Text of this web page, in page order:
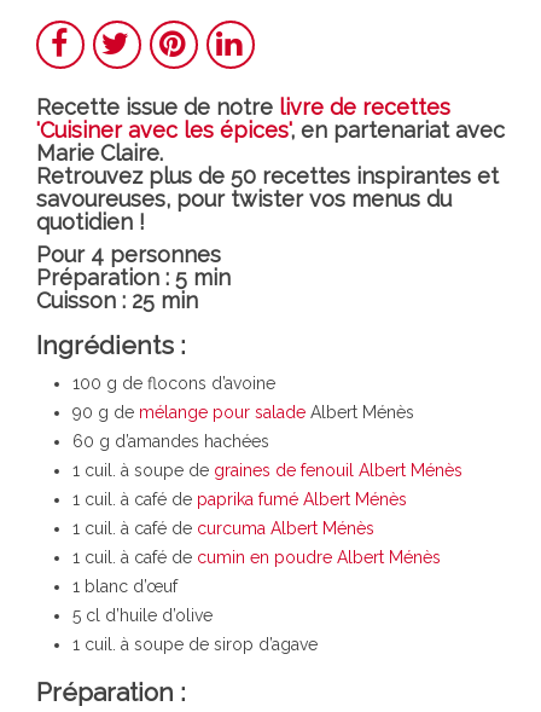
Recette issue de notre livre de recettes
'Cuisiner avec les épices', en partenariat avec
Marie Claire.
Retrouvez plus de 50 recettes inspirantes et
savoureuses, pour twister vos menus du
quotidien !
Pour 4 personnes
Préparation : 5 min
Cuisson : 25 min
Ingrédients :
100 g de flocons d’avoine
90 g de mélange pour salade Albert Ménès
60 g d’amandes hachées
1 cuil. à soupe de graines de fenouil Albert Ménès
1 cuil. à café de paprika fumé Albert Ménès
1 cuil. à café de curcuma Albert Ménès
1 cuil. à café de cumin en poudre Albert Ménès
1 blanc d’œuf
5 cl d’huile d’olive
1 cuil. à soupe de sirop d’agave
Préparation :